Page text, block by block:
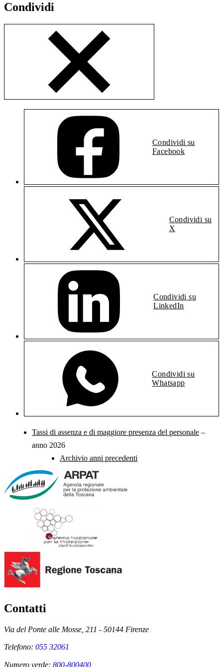
Condividi
Condividi su
Facebook
Condividi su
X
Condividi su
LinkedIn
Condividi su
Whatsapp
Tassi di assenza e di maggiore presenza del personale –
anno 2026
Archivio anni precedenti
Contatti
Via del Ponte alle Mosse, 211 - 50144 Firenze
Telefono: 055 32061
Numero verde: 800-800400